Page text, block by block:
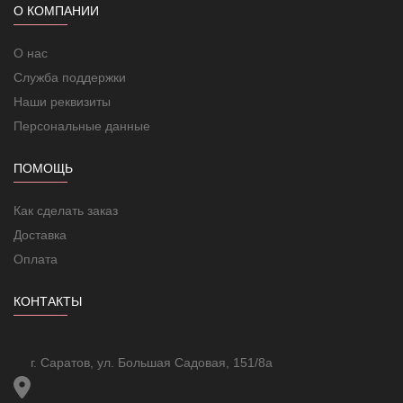
В комплект входит:
Паспорт изделия (инструкция по укладке, гарантия)
Терморегулятор приобретается отдельно.
Конструкция греющего кабеля:
О КОМПАНИИ
О нас
Служба поддержки
Наши реквизиты
Персональные данные
ПОМОЩЬ
Как сделать заказ
Доставка
Оплата
КОНТАКТЫ
г. Саратов, ул. Большая Садовая, 151/8а